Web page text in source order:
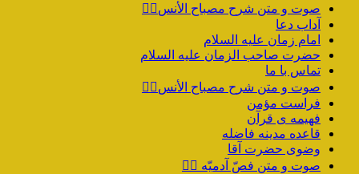
صوت و متن شرح مصباح الأنس۲️⃣
آداب دعا
امام زمان علیه السلام
حضرت صاحب الزمان علیه السلام
تماس با ما
صوت و متن شرح مصباح الأنس۱️⃣
فراست مؤمن
فهیمه ی قرآن
قاعده مدینه فاضله
وضوی حضرت آقا
صوت و متن فصّ آدمیّه ۴️⃣